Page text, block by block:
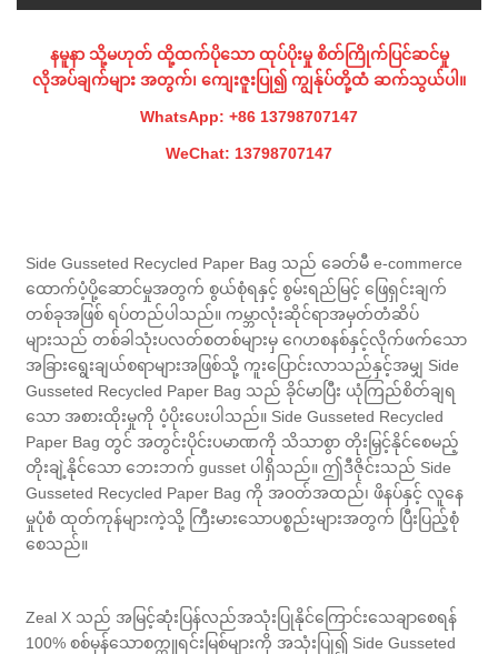
နမူနာ သို့မဟုတ် ထို့ထက်ပိုသော ထုပ်ပိုးမှု စိတ်ကြိုက်ပြင်ဆင်မှု
လိုအပ်ချက်များ အတွက်၊ ကျေးဇူးပြု၍ ကျွန်ုပ်တို့ထံ ဆက်သွယ်ပါ။
WhatsApp: +86 13798707147
WeChat: 13798707147
Side Gusseted Recycled Paper Bag သည် ခေတ်မီ e-commerce
ထောက်ပံ့ပို့ဆောင်မှုအတွက် စွယ်စုံရနှင့် စွမ်းရည်မြင့် ဖြေရှင်းချက်
တစ်ခုအဖြစ် ရပ်တည်ပါသည်။ ကမ္ဘာလုံးဆိုင်ရာအမှတ်တံဆိပ်
များသည် တစ်ခါသုံးပလတ်စတစ်များမှ ဂေဟစနစ်နှင့်လိုက်ဖက်သော
အခြားရွေးချယ်စရာများအဖြစ်သို့ ကူးပြောင်းလာသည်နှင့်အမျှ Side
Gusseted Recycled Paper Bag သည် ခိုင်မာပြီး ယုံကြည်စိတ်ချရ
သော အစားထိုးမှုကို ပံ့ပိုးပေးပါသည်။ Side Gusseted Recycled
Paper Bag တွင် အတွင်းပိုင်းပမာဏကို သိသာစွာ တိုးမြှင့်နိုင်စေမည့်
တိုးချဲ့နိုင်သော ဘေးဘက် gusset ပါရှိသည်။ ဤဒီဇိုင်းသည် Side
Gusseted Recycled Paper Bag ကို အဝတ်အထည်၊ ဖိနပ်နှင့် လူနေ
မှုပုံစံ ထုတ်ကုန်များကဲ့သို့ ကြီးမားသောပစ္စည်းများအတွက် ပြီးပြည့်စုံ
စေသည်။
Zeal X သည် အမြင့်ဆုံးပြန်လည်အသုံးပြုနိုင်ကြောင်းသေချာစေရန်
100% စစ်မှန်သောစက္ကူရင်းမြစ်များကို အသုံးပြု၍ Side Gusseted